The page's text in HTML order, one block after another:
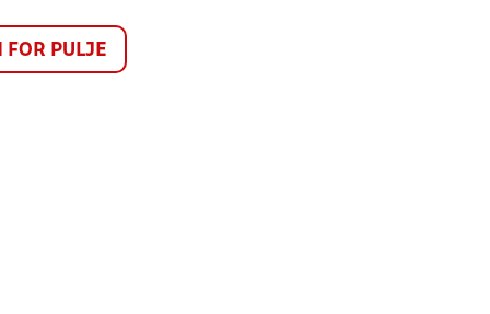
PULJE